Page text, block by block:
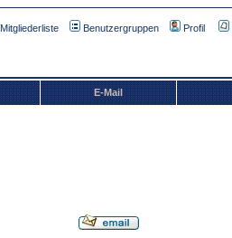
Mitgliederliste Benutzergruppen Profil
E-Mail